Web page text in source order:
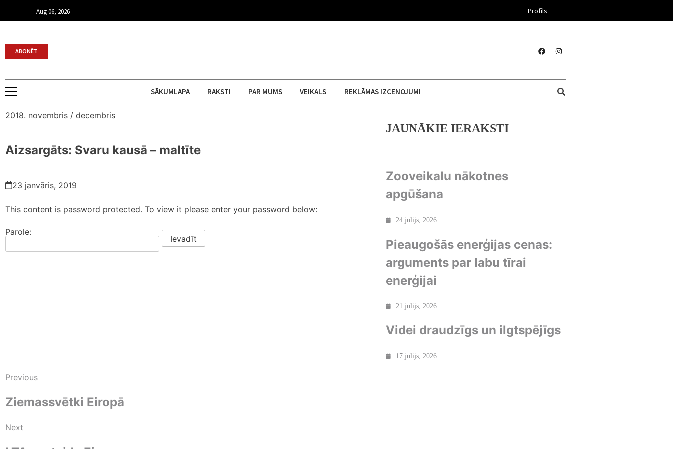
Aug 06, 2026 Profils
ABONĒT
SĀKUMLAPA RAKSTI PAR MUMS VEIKALS REKLĀMAS IZCENOJUMI
2018. novembris / decembris
Aizsargāts: Svaru kausā – maltīte
23 janvāris, 2019
This content is password protected. To view it please enter your password below:
Parole:
JAUNĀKIE IERAKSTI
Zooveikalu nākotnes
apgūšana
24 jūlijs, 2026
Pieaugošās enerģijas cenas:
arguments par labu tīrai
enerģijai
21 jūlijs, 2026
Videi draudzīgs un ilgtspējīgs
17 jūlijs, 2026
Previous
Ziemassvētki Eiropā
Next